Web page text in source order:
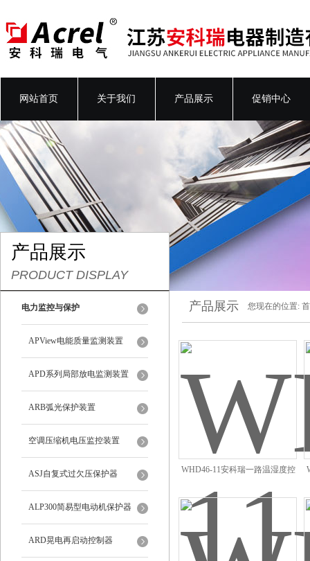
网站首页 关于我们 产品展示 促销中心
产品展示
PRODUCT DISPLAY
电力监控与保护
APView电能质量监测装置
APD系列局部放电监测装置
ARB弧光保护装置
空调压缩机电压监控装置
ASJ自复式过欠压保护器
ALP300简易型电动机保护器
ARD晃电再启动控制器
产品展示 您现在的位置:
WHD46-11安科瑞一路温湿度控
制器厂家直供